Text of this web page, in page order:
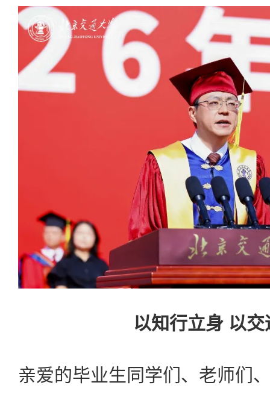
以知行立身 以交
亲爱的毕业生同学们、老师们